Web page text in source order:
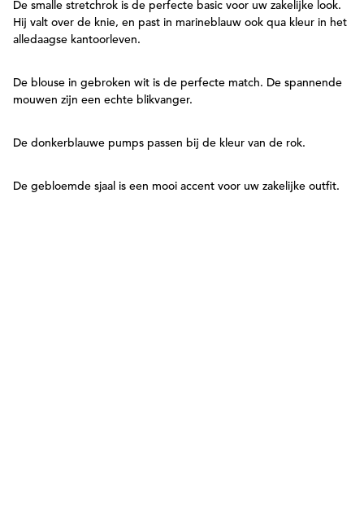
De smalle stretchrok is de perfecte basic voor uw zakelijke look.
Hij valt over de knie, en past in marineblauw ook qua kleur in het
alledaagse kantoorleven.
De blouse in gebroken wit is de perfecte match. De spannende
mouwen zijn een echte blikvanger.
De donkerblauwe pumps passen bij de kleur van de rok.
De gebloemde sjaal is een mooi accent voor uw zakelijke outfit.